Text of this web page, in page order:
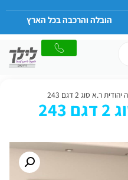
הובלה והרכבה בכל הארץ
ר.א סוג 2 דגם 243